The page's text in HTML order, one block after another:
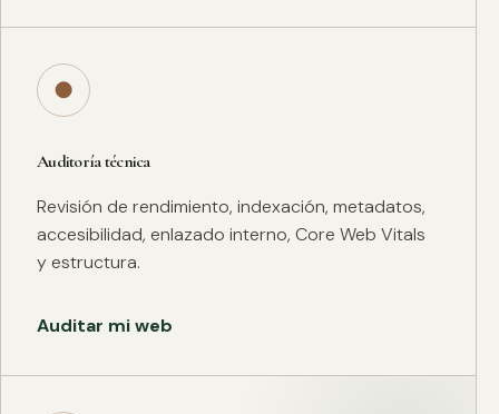
●
Auditoría técnica
Revisión de rendimiento, indexación, metadatos,
accesibilidad, enlazado interno, Core Web Vitals
y estructura.
Auditar mi web